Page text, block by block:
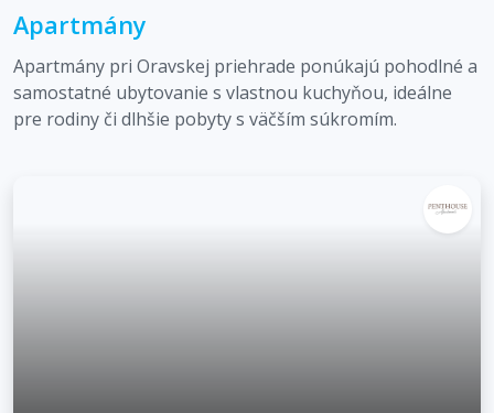
Apartmány
Apartmány pri Oravskej priehrade ponúkajú pohodlné a
samostatné ubytovanie s vlastnou kuchyňou, ideálne
pre rodiny či dlhšie pobyty s väčším súkromím.